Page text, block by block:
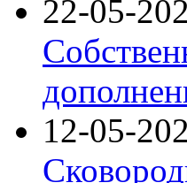
22-05-
12-05-